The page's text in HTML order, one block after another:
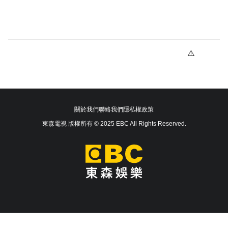
關於我們聯絡我們隱私權政策
東森電視 版權所有 © 2025 EBC All Rights Reserved.